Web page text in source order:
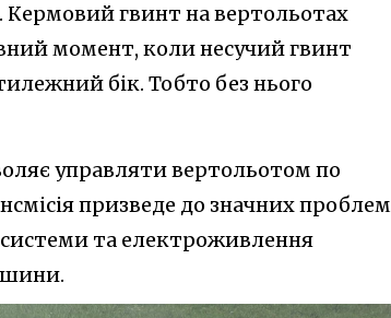
гвинт на вертольотах
момент, коли несучий гвинт
бік. Тобто без нього
управляти вертольотом по
призведе до значних проблем
системи та електроживлення